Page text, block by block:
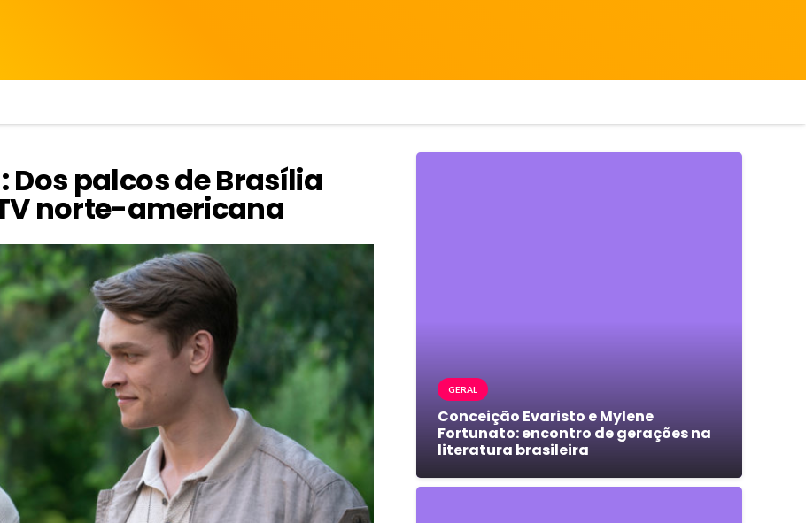
palcos de Brasília
norte-americana
GERAL
Conceição Evaristo e Mylene
Fortunato: encontro de gerações na
literatura brasileira